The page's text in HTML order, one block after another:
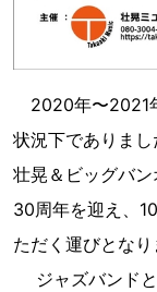
2020年〜2021
状況下でありま
壮晃＆ビッグバ
30周年を迎え、
ただく運びとなり
ジャズバンドと